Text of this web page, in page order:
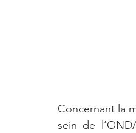
Concernant la
sein de